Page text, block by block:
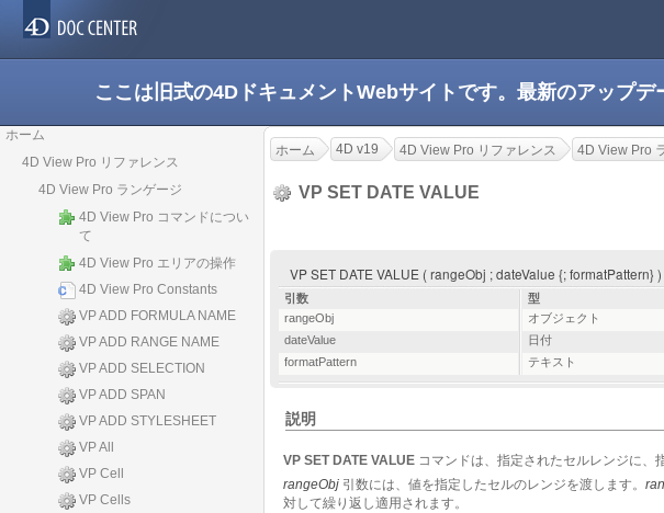
ここは旧式の4DドキュメントWebサイトです。最新のアップ
ホーム
4D View Pro リファレンス
4D View Pro ランゲージ
4D View Pro コマンドについ
て
4D View Pro エリアの操作
4D View Pro Constants
VP ADD FORMULA NAME
VP ADD RANGE NAME
VP ADD SELECTION
VP ADD SPAN
VP ADD STYLESHEET
VP All
VP Cell
VP Cells
ホーム 4D v19 4D View Pro リファレンス 4D View Pro
VP SET DATE VALUE
VP SET DATE VALUE ( rangeObj ; dateValue {; formatPattern} )
引数 型
rangeObj
オブジェクト
dateValue
日付
formatPattern
テキスト
説明
VP SET DATE VALUE コマンドは、指定されたセルレンジに、
rangeObj 引数には、値を指定したセルのレンジを渡します。
対して繰り返し適用されます。